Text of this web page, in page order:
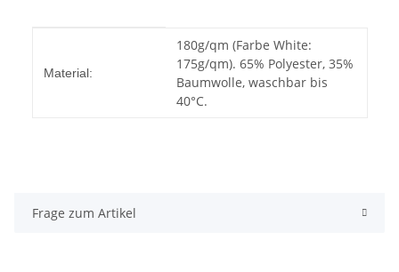
Material:
180g/qm (Farbe White:
175g/qm). 65% Polyester, 35%
Baumwolle, waschbar bis
40°C.
Frage zum Artikel